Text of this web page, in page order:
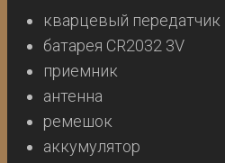
кварцевый передатчик
батарея CR2032 3V
приемник
антенна
ремешок
аккумулятор